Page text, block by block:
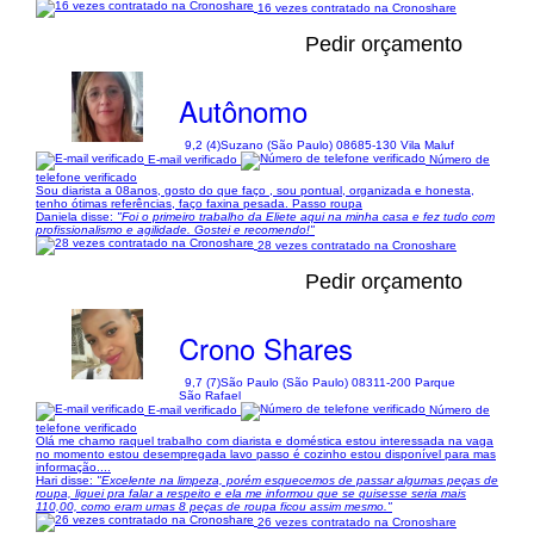
16 vezes contratado na Cronoshare
Pedir orçamento
Autônomo
9,2 (4)Suzano (São Paulo) 08685-130 Vila Maluf
E-mail verificado
Número de
telefone verificado
Sou diarista a 08anos, gosto do que faço , sou pontual, organizada e honesta,
tenho ótimas referências, faço faxina pesada. Passo roupa
Daniela disse: "Foi o primeiro trabalho da Eliete aqui na minha casa e fez tudo com
profissionalismo e agilidade. Gostei e recomendo!"
28 vezes contratado na Cronoshare
Pedir orçamento
Crono Shares
9,7 (7)São Paulo (São Paulo) 08311-200 Parque
São Rafael
E-mail verificado
Número de
telefone verificado
Olá me chamo raquel trabalho com diarista e doméstica estou interessada na vaga
no momento estou desempregada lavo passo é cozinho estou disponível para mas
informação....
Hari disse: "Excelente na limpeza, porém esquecemos de passar algumas peças de
roupa, liguei pra falar a respeito e ela me informou que se quisesse seria mais
110,00, como eram umas 8 peças de roupa ficou assim mesmo."
26 vezes contratado na Cronoshare